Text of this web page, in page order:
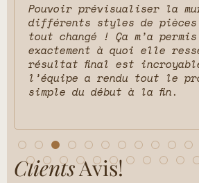
Pouvoir prévisualiser la
différents styles de pièces
tout changé ! Ça m’a
exactement à quoi elle
résultat final est
l’équipe a rendu tout le
simple du début à la fin.
ClientsAvis!